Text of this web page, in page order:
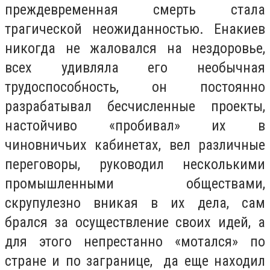
преждевременная смерть стала
трагической неожиданностью. Енакиев
никогда не жаловался на нездоровье,
всех удивляла его необычная
трудоспособность, он постоянно
разрабатывал бесчисленные проекты,
настойчиво «пробивал» их в
чиновничьих кабинетах, вел различные
переговоры, руководил несколькими
промышленными обществами,
скрупулезно вникая в их дела, сам
брался за осуществление своих идей, а
для этого непрестанно «мотался» по
стране и по загранице, да еще находил